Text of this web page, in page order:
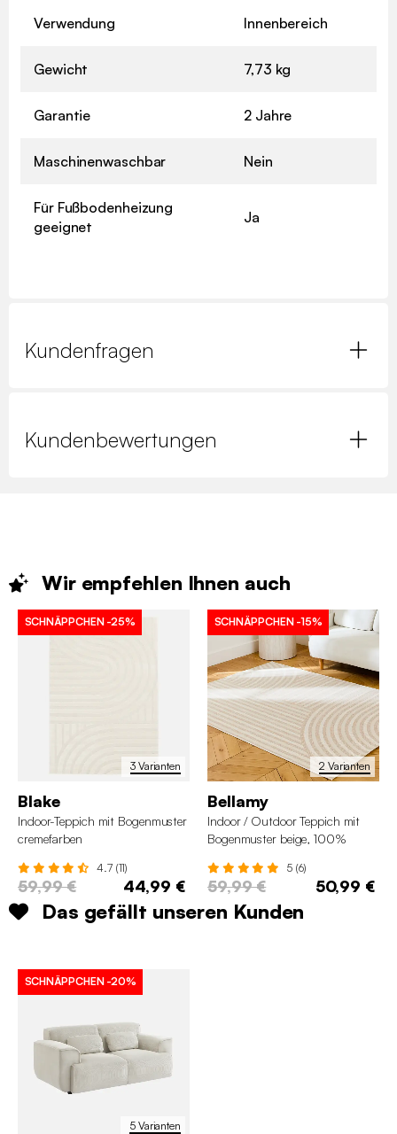
Verwendung Innenbereich
Gewicht 7,73 kg
Garantie 2 Jahre
Maschinenwaschbar Nein
Für Fußbodenheizung
geeignet
Ja
Kundenfragen
Kundenbewertungen
Wir empfehlen Ihnen auch
3 Varianten
SCHNÄPPCHEN -25%
Blake
Indoor-Teppich mit Bogenmuster
cremefarben
4.7 (11)
59,99 € 44,99 €
2 Varianten
SCHNÄPPCHEN -15%
Bellamy
Indoor / Outdoor Teppich mit
Bogenmuster beige, 100%
5 (6)
59,99 € 50,99 €
Das gefällt unseren Kunden
5 Varianten
SCHNÄPPCHEN -20%